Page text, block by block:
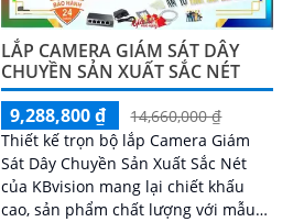
LẮP CAMERA GIÁM SÁT DÂY
CHUYỀN SẢN XUẤT SẮC NÉT
9,288,800 ₫
14,660,000 ₫
Thiết kế trọn bộ lắp Camera Giám
Sát Dây Chuyền Sản Xuất Sắc Nét
của KBvision mang lại chiết khấu
cao, sản phẩm chất lượng với mẫu